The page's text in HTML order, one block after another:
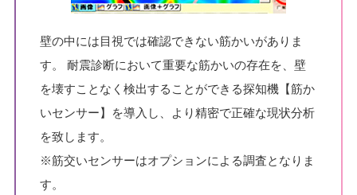
壁の中には目視では確認できない筋かいがありま
す。
耐震診断において重要な筋かいの存在を、壁
を壊すことなく検出することができる探知機【筋か
いセンサー】を導入し、より精密で正確な現状分析
を致します。
※筋交いセンサーはオプションによる調査となりま
す。